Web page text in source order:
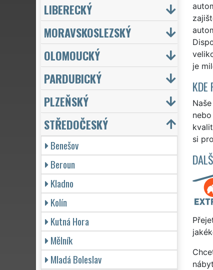
je
KDE
si
LIBERECKÝ
MORAVSKOSLEZSKÝ
OLOMOUCKÝ
PARDUBICKÝ
PLZEŇSKÝ
STŘEDOČESKÝ
Benešov
Beroun
Kladno
Kolín
Kutná Hora
Mělník
Mladá Boleslav